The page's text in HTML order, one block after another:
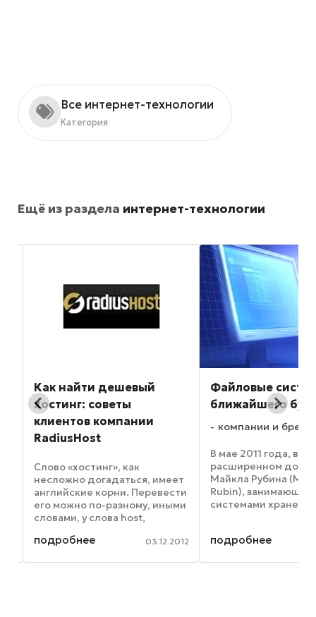
Все интернет-технологии
Категория
Ещё из раздела интернет-технологии
Как найти дешевый
хостинг: советы
клиентов компании
RadiusHost
Слово «хостинг», как
несложно догадаться, имеет
английские корни. Перевести
его можно по-разному, иными
словами, у слова host,
«хостинг», несколько
подробнее 03.12.2012
Файловые
ближайшего
компании и
В мае 2011 года, в
расширенном
Майкла Рубина
Rubin),
системами
обзор современных
подробнее